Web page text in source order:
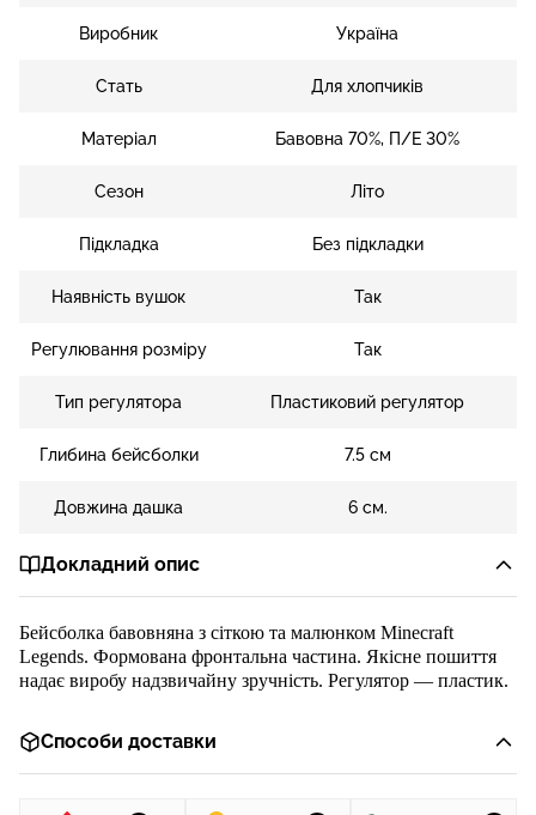
Виробник Україна
Стать Для хлопчиків
Матеріал Бавовна 70%, П/Е 30%
Сезон Літо
Підкладка Без підкладки
Наявність вушок Так
Регулювання розміру Так
Тип регулятора Пластиковий регулятор
Глибина бейсболки 7.5 см
Довжина дашка 6 см.
Докладний опис
Бейсболка бавовняна з сіткою та малюнком Minecraft
Legends. Формована фронтальна частина. Якісне пошиття
надає виробу надзвичайну зручність. Регулятор — пластик.
Способи доставки